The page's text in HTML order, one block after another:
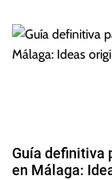
Guía definitiva
en Málaga: